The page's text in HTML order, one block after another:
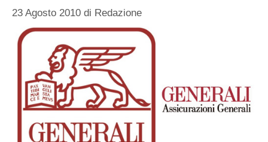
23 Agosto 2010 di Redazione